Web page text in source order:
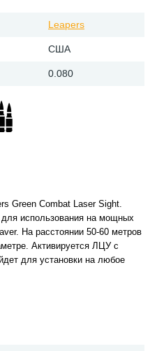
Leapers
США
0.080
Green Combat Laser Sight.
для использования на мощных
На расстоянии 50-60 метров
Активируется ЛЦУ с
для установки на любое